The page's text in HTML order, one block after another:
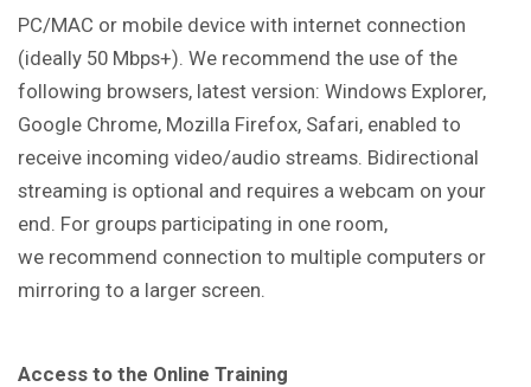
PC/MAC or mobile device with internet connection
(ideally 50 Mbps+). We recommend the use of the
following browsers, latest version: Windows Explorer,
Google Chrome, Mozilla Firefox, Safari, enabled to
receive incoming video/audio streams. Bidirectional
streaming is optional and requires a webcam on your
end. For groups participating in one room,
we recommend connection to multiple computers or
mirroring to a larger screen.
Access to the Online Training